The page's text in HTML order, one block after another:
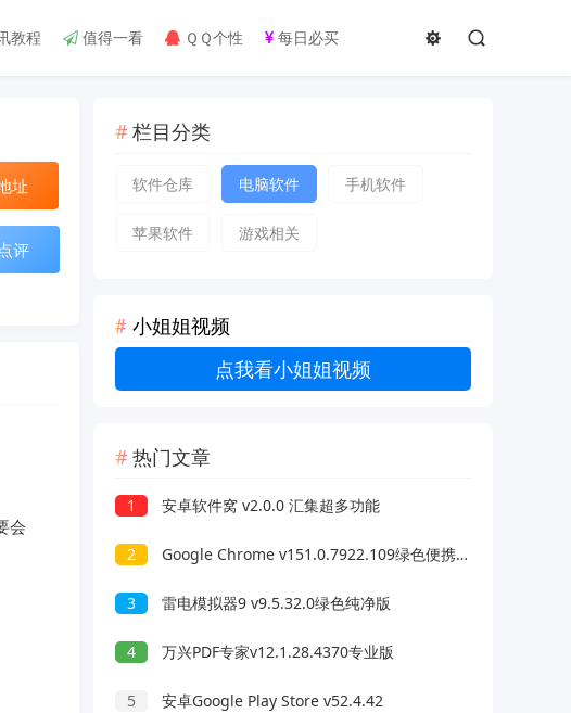
教程 值得一看 ＱＱ个性 每日必买
址
评
会
栏目分类
软件仓库 电脑软件 手机软件
苹果软件 游戏相关
小姐姐视频
点我看小姐姐视频
热门文章
1 安卓软件窝 v2.0.0 汇集超多功能
2 Google Chrome v151.0.7922.109绿色便携版
3 雷电模拟器9 v9.5.32.0绿色纯净版
4 万兴PDF专家v12.1.28.4370专业版
5 安卓Google Play Store v52.4.42